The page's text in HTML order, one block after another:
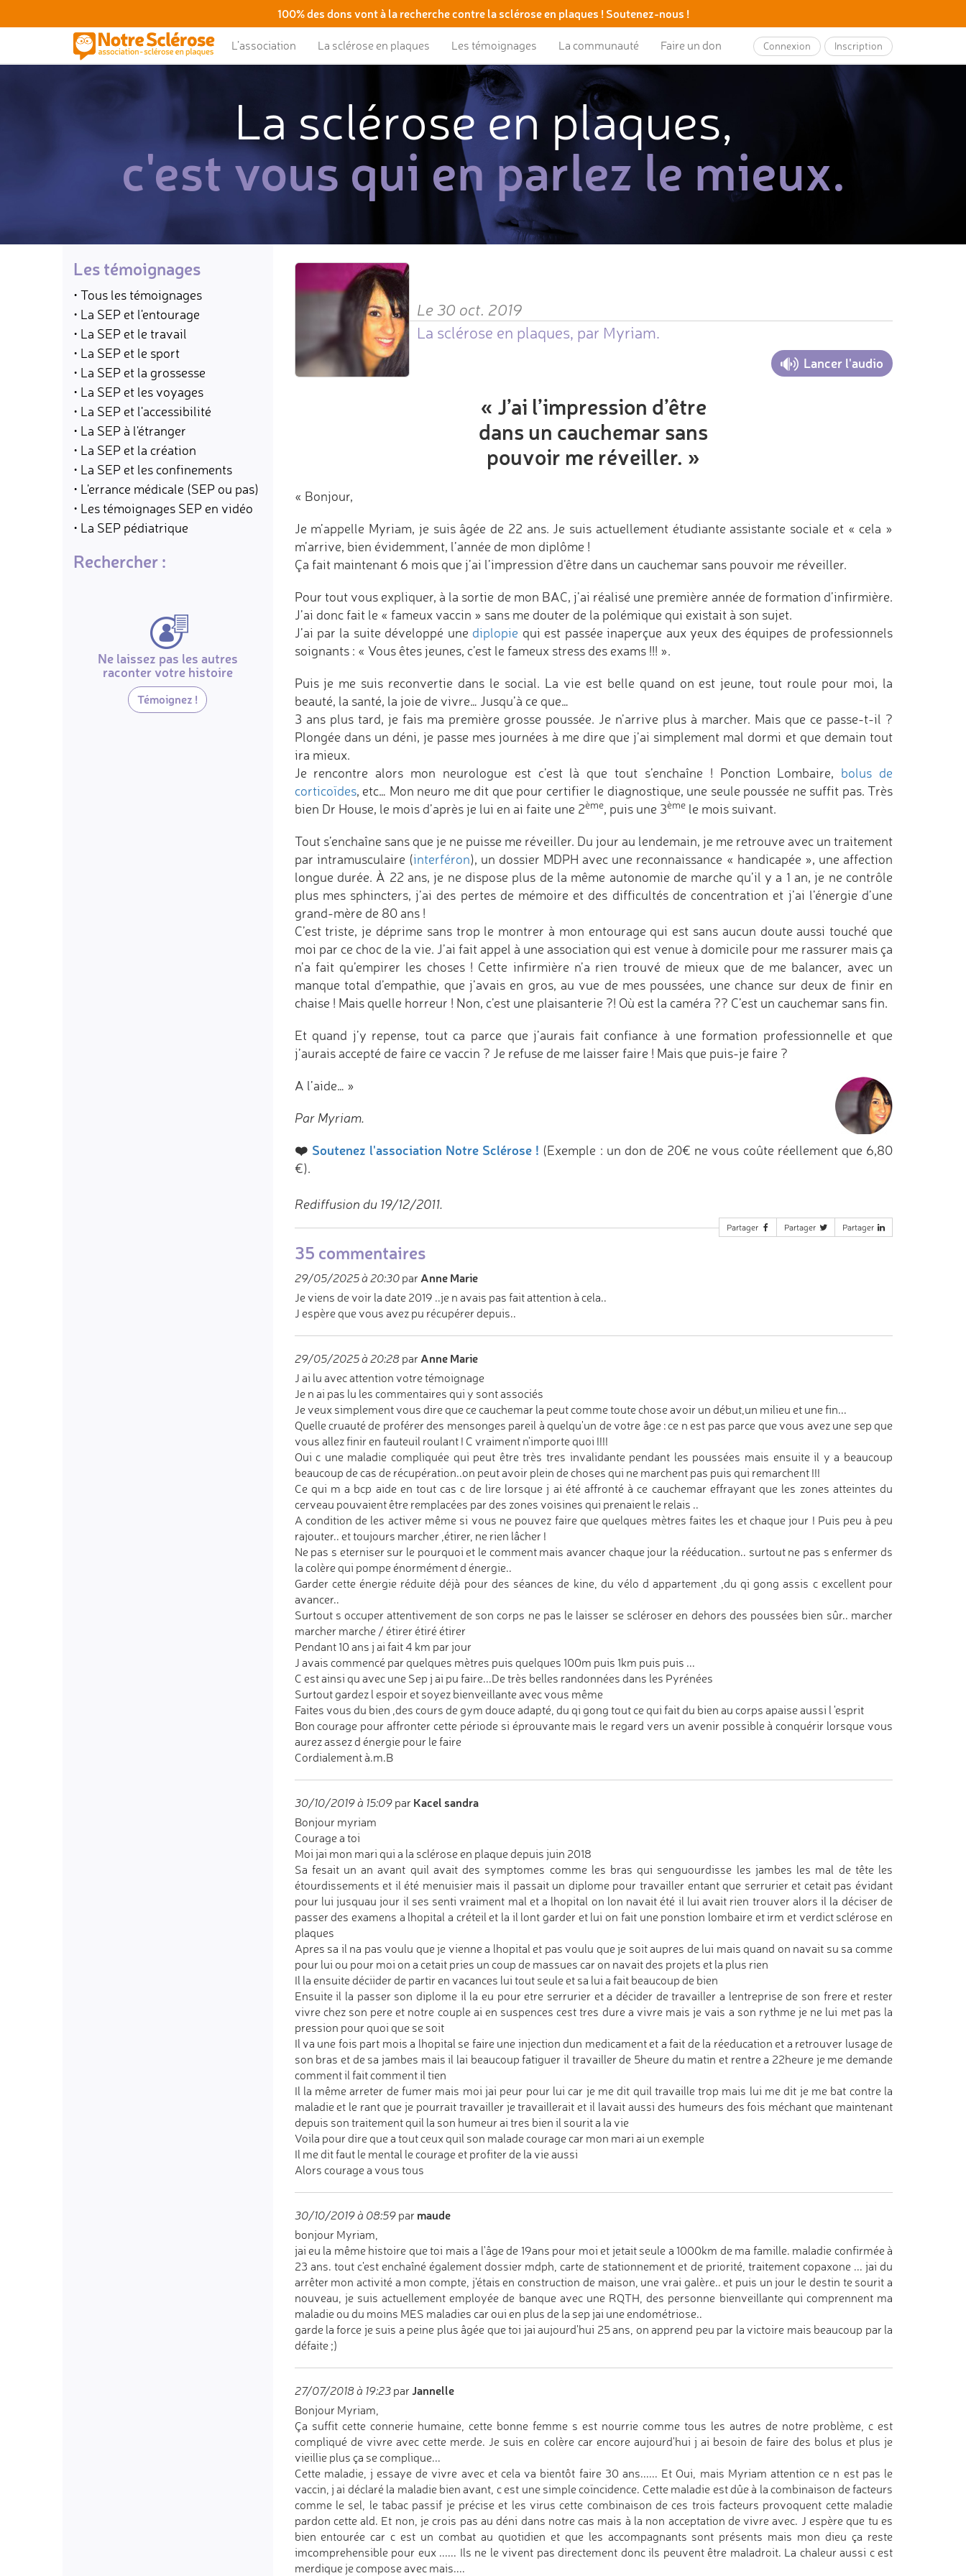
100% des dons vont à la recherche contre la sclérose en plaques ! Soutenez-nous !
L’association La sclérose en plaques Les témoignages La communauté Faire un don Connexion Inscription
La sclérose en plaques,
c'est vous qui en parlez le mieux.
Les témoignages
• Tous les témoignages
• La SEP et l'entourage
• La SEP et le travail
• La SEP et le sport
• La SEP et la grossesse
• La SEP et les voyages
• La SEP et l'accessibilité
• La SEP à l'étranger
• La SEP et la création
• La SEP et les confinements
• L'errance médicale (SEP ou pas)
• Les témoignages SEP en vidéo
• La SEP pédiatrique
Rechercher :
Ne laissez pas les autres
raconter votre histoire
Témoignez !
Le 30 oct. 2019
La sclérose en plaques, par Myriam.
Lancer l'audio
« J’ai l’impression d’être
dans un cauchemar sans
pouvoir me réveiller. »
« Bonjour,
Je m’appelle Myriam, je suis âgée de 22 ans. Je suis actuellement étudiante assistante sociale et « cela »
m’arrive, bien évidemment, l’année de mon diplôme !
Ça fait maintenant 6 mois que j’ai l’impression d’être dans un cauchemar sans pouvoir me réveiller.
Pour tout vous expliquer, à la sortie de mon BAC, j’ai réalisé une première année de formation d’infirmière.
J’ai donc fait le « fameux vaccin » sans me douter de la polémique qui existait à son sujet.
J’ai par la suite développé une diplopie qui est passée inaperçue aux yeux des équipes de professionnels
soignants : « Vous êtes jeunes, c’est le fameux stress des exams !!! ».
Puis je me suis reconvertie dans le social. La vie est belle quand on est jeune, tout roule pour moi, la
beauté, la santé, la joie de vivre… Jusqu’à ce que…
3 ans plus tard, je fais ma première grosse poussée. Je n’arrive plus à marcher. Mais que ce passe-t-il ?
Plongée dans un déni, je passe mes journées à me dire que j’ai simplement mal dormi et que demain tout
ira mieux.
Je rencontre alors mon neurologue est c’est là que tout s’enchaîne ! Ponction Lombaire, bolus de
corticoïdes, etc… Mon neuro me dit que pour certifier le diagnostique, une seule poussée ne suffit pas. Très
bien Dr House, le mois d’après je lui en ai faite une 2ème, puis une 3èmele mois suivant.
Tout s’enchaîne sans que je ne puisse me réveiller. Du jour au lendemain, je me retrouve avec un traitement
par intramusculaire (interféron), un dossier MDPH avec une reconnaissance « handicapée », une affection
longue durée. À 22 ans, je ne dispose plus de la même autonomie de marche qu’il y a 1 an, je ne contrôle
plus mes sphincters, j’ai des pertes de mémoire et des difficultés de concentration et j’ai l’énergie d’une
grand-mère de 80 ans !
C’est triste, je déprime sans trop le montrer à mon entourage qui est sans aucun doute aussi touché que
moi par ce choc de la vie. J’ai fait appel à une association qui est venue à domicile pour me rassurer mais ça
n’a fait qu’empirer les choses ! Cette infirmière n’a rien trouvé de mieux que de me balancer, avec un
manque total d’empathie, que j’avais en gros, au vue de mes poussées, une chance sur deux de finir en
chaise ! Mais quelle horreur ! Non, c’est une plaisanterie ?! Où est la caméra ?? C’est un cauchemar sans fin.
Et quand j’y repense, tout ca parce que j’aurais fait confiance à une formation professionnelle et que
j’aurais accepté de faire ce vaccin ? Je refuse de me laisser faire ! Mais que puis-je faire ?
A l’aide… »
Par Myriam.
❤️ Soutenez l'association Notre Sclérose ! (Exemple : un don de 20€ ne vous coûte réellement que 6,80
€).
Rediffusion du 19/12/2011.
Partager Partager Partager
35 commentaires
29/05/2025 à 20:30par Anne Marie
Je viens de voir la date 2019 ..je n avais pas fait attention à cela..
J espère que vous avez pu récupérer depuis..
29/05/2025 à 20:28par Anne Marie
J ai lu avec attention votre témoignage
Je n ai pas lu les commentaires qui y sont associés
Je veux simplement vous dire que ce cauchemar la peut comme toute chose avoir un début,un milieu et une fin...
Quelle cruauté de proférer des mensonges pareil à quelqu'un de votre âge : ce n est pas parce que vous avez une sep que
vous allez finir en fauteuil roulant ! C vraiment n'importe quoi !!!!
Oui c une maladie compliquée qui peut être très tres invalidante pendant les poussées mais ensuite il y a beaucoup
beaucoup de cas de récupération..on peut avoir plein de choses qui ne marchent pas puis qui remarchent !!!
Ce qui m a bcp aide en tout cas c de lire lorsque j ai été affronté à ce cauchemar effrayant que les zones atteintes du
cerveau pouvaient être remplacées par des zones voisines qui prenaient le relais ..
A condition de les activer même si vous ne pouvez faire que quelques mètres faites les et chaque jour ! Puis peu à peu
rajouter.. et toujours marcher ,étirer, ne rien lâcher !
Ne pas s eterniser sur le pourquoi et le comment mais avancer chaque jour la rééducation.. surtout ne pas s enfermer ds
la colère qui pompe énormément d énergie..
Garder cette énergie réduite déjà pour des séances de kine, du vélo d appartement ,du qi gong assis c excellent pour
avancer..
Surtout s occuper attentivement de son corps ne pas le laisser se scléroser en dehors des poussées bien sûr.. marcher
marcher marche / étirer étiré étirer
Pendant 10 ans j ai fait 4 km par jour
J avais commencé par quelques mètres puis quelques 100m puis 1km puis puis ...
C est ainsi qu avec une Sep j ai pu faire...De très belles randonnées dans les Pyrénées
Surtout gardez l espoir et soyez bienveillante avec vous même
Faites vous du bien ,des cours de gym douce adapté, du qi gong tout ce qui fait du bien au corps apaise aussi l 'esprit
Bon courage pour affronter cette période si éprouvante mais le regard vers un avenir possible à conquérir lorsque vous
aurez assez d énergie pour le faire
Cordialement à.m.B
30/10/2019 à 15:09par Kacel sandra
Bonjour myriam
Courage a toi
Moi jai mon mari qui a la sclérose en plaque depuis juin 2018
Sa fesait un an avant quil avait des symptomes comme les bras qui senguourdisse les jambes les mal de tête les
étourdissements et il été menuisier mais il passait un diplome pour travailler entant que serrurier et cetait pas évidant
pour lui jusquau jour il ses senti vraiment mal et a lhopital on lon navait été il lui avait rien trouver alors il la déciser de
passer des examens a lhopital a créteil et la il lont garder et lui on fait une ponstion lombaire et irm et verdict sclérose en
plaques
Apres sa il na pas voulu que je vienne a lhopital et pas voulu que je soit aupres de lui mais quand on navait su sa comme
pour lui ou pour moi on a cetait pries un coup de massues car on navait des projets et la plus rien
Il la ensuite déciider de partir en vacances lui tout seule et sa lui a fait beaucoup de bien
Ensuite il la passer son diplome il la eu pour etre serrurier et a décider de travailler a lentreprise de son frere et rester
vivre chez son pere et notre couple ai en suspences cest tres dure a vivre mais je vais a son rythme je ne lui met pas la
pression pour quoi que se soit
Il va une fois part mois a lhopital se faire une injection dun medicament et a fait de la réeducation et a retrouver lusage de
son bras et de sa jambes mais il lai beaucoup fatiguer il travailler de 5heure du matin et rentre a 22heure je me demande
comment il fait comment il tien
Il la même arreter de fumer mais moi jai peur pour lui car je me dit quil travaille trop mais lui me dit je me bat contre la
maladie et le rant que je pourrait travailler je travaillerait et il lavait aussi des humeurs des fois méchant que maintenant
depuis son traitement quil la son humeur ai tres bien il sourit a la vie
Voila pour dire que a tout ceux quil son malade courage car mon mari ai un exemple
Il me dit faut le mental le courage et profiter de la vie aussi
Alors courage a vous tous
30/10/2019 à 08:59par maude
bonjour Myriam,
jai eu la même histoire que toi mais a l'âge de 19ans pour moi et jetait seule a 1000km de ma famille. maladie confirmée à
23 ans. tout c'est enchaîné également dossier mdph, carte de stationnement et de priorité, traitement copaxone ... jai du
arrêter mon activité a mon compte, j'étais en construction de maison, une vrai galère.. et puis un jour le destin te sourit a
nouveau, je suis actuellement employée de banque avec une RQTH, des personne bienveillante qui comprennent ma
maladie ou du moins MES maladies car oui en plus de la sep jai une endométriose..
garde la force je suis a peine plus âgée que toi jai aujourd'hui 25 ans, on apprend peu par la victoire mais beaucoup par la
défaite ;)
27/07/2018 à 19:23par Jannelle
Bonjour Myriam,
Ça suffit cette connerie humaine, cette bonne femme s est nourrie comme tous les autres de notre problème, c est
compliqué de vivre avec cette merde. Je suis en colère car encore aujourd'hui j ai besoin de faire des bolus et plus je
vieillie plus ça se complique...
Cette maladie, j essaye de vivre avec et cela va bientôt faire 30 ans...... Et Oui, mais Myriam attention ce n est pas le
vaccin, j ai déclaré la maladie bien avant, c est une simple coïncidence. Cette maladie est dûe à la combinaison de facteurs
comme le sel, le tabac passif je précise et les virus cette combinaison de ces trois facteurs provoquent cette maladie
pardon cette ald. Et non, je crois pas au déni dans notre cas mais à la non acceptation de vivre avec. J espère que tu es
bien entourée car c est un combat au quotidien et que les accompagnants sont présents mais mon dieu ça reste
imcomprehensible pour eux ...... Ils ne le vivent pas directement donc ils peuvent être maladroit. La chaleur aussi c est
merdique je compose avec mais....